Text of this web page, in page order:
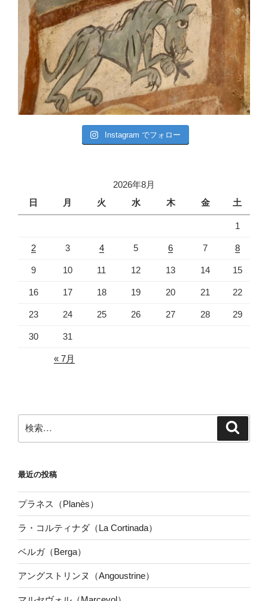
Instagram でフォロー
2026年8月
日
月 火 水 木 金 土
1
2 3 4 5 6 7 8
9 10 11 12 13 14 15
16 17 18 19 20 21 22
23 24 25 26 27 28 29
30 31
« 7月
索:
最近の投稿
プラネス（Planès）
ラ・コルティナダ（La Cortinada）
ベルガ（Berga）
アングストリンヌ（Angoustrine）